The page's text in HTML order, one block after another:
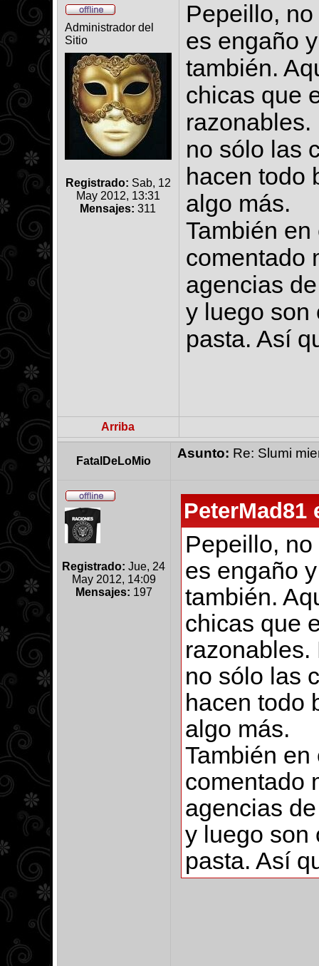
Administrador del
Sitio
Registrado: Sab, 12
May 2012, 13:31
Mensajes: 311
Pepeillo,
es engaño
también.
chicas que
no sólo las
hacen todo
algo más.
También
comentado
agencias
y luego son
pasta. Así
Arriba
FatalDeLoMio
Asunto: Re: Slumi
Registrado: Jue, 24
May 2012, 14:09
Mensajes: 197
PeterMad81
Pepeillo,
es engaño
también.
chicas que
razonables.
no sólo las
hacen todo
algo más.
También
comentado
agencias
y luego son
pasta. Así